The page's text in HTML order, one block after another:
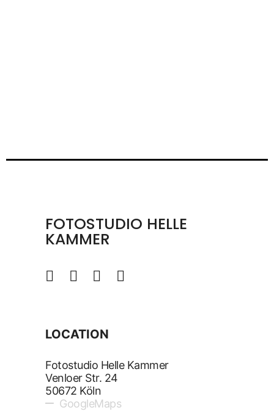
FOTOSTUDIO HELLE
KAMMER
LOCATION
Fotostudio Helle Kammer
Venloer Str. 24
50672 Köln
GoogleMaps